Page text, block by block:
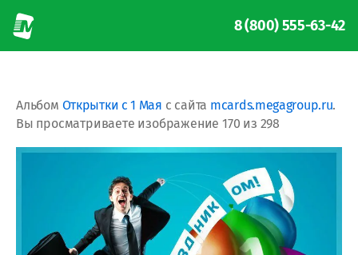
8 (800) 555-63-42
Альбом Открытки с 1 Мая с сайта mcards.megagroup.ru.
Вы просматриваете изображение 170 из 298